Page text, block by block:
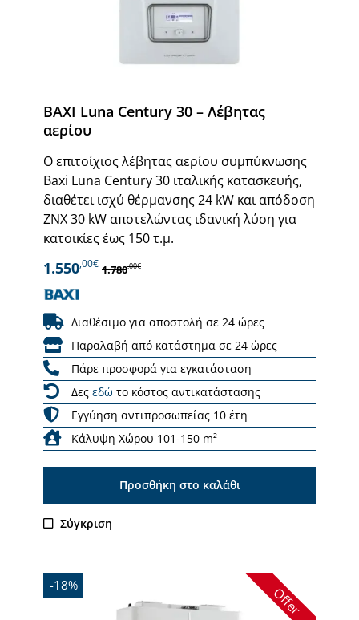
BAXI Luna Century 30 – Λέβητας
αερίου
Ο επιτοίχιος λέβητας αερίου συμπύκνωσης
Baxi Luna Century 30 ιταλικής κατασκευής,
διαθέτει ισχύ θέρμανσης 24 kW και απόδοση
ΖΝΧ 30 kW αποτελώντας ιδανική λύση για
κατοικίες έως 150 τ.μ.
1.550,00€ 1.780,00€
Διαθέσιμο για αποστολή σε 24 ώρες
Παραλαβή από κατάστημα σε 24 ώρες
Πάρε προσφορά για εγκατάσταση
Δες εδώ το κόστος αντικατάστασης
Εγγύηση αντιπροσωπείας 10 έτη
Κάλυψη Χώρου 101-150 m²
Προσθήκη στο καλάθι
Σύγκριση
-18% Offer